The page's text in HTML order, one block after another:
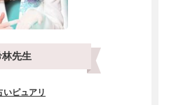
林先生
いピュアリ